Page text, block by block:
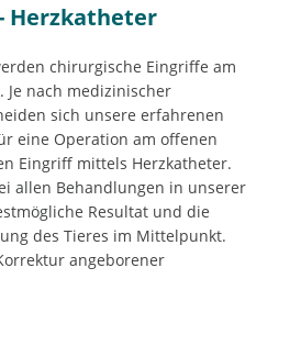
Herzkatheter
chirurgische Eingriffe am
nach medizinischer
sich unsere erfahrenen
eine Operation am offenen
Eingriff mittels Herzkatheter.
allen Behandlungen in unserer
Resultat und die
des Tieres im Mittelpunkt.
angeborener